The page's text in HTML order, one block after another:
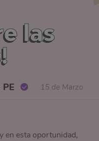
las
15 de Marzo
en esta oportunidad,